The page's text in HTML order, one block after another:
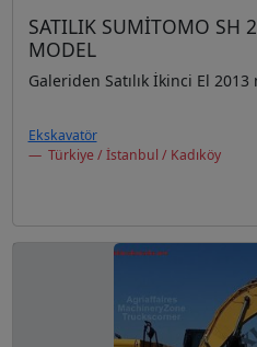
SATILIK SUMİTOMO SH
MODEL
Galeriden Satılık İkinci El 2013
Ekskavatör
Türkiye / İstanbul / Kadıköy